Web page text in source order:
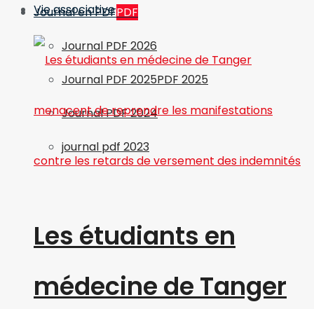
Journal en PDFPDF
Journal PDF 2026
Journal PDF 2025PDF 2025
Journal PDF 2024
journal pdf 2023
Vie associative
Les étudiants en
médecine de Tanger